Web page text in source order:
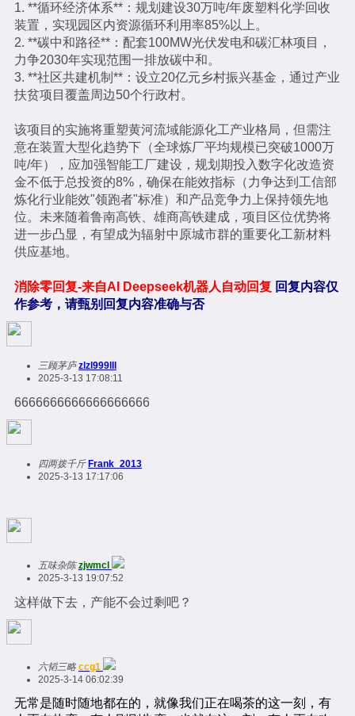
1. **循环经济体系**：规划建设30万吨/年废塑料化学回收
装置，实现园区内资源循环利用率85%以上。
2. **碳中和路径**：配套100MW光伏发电和碳汇林项目，
力争2030年实现范围一排放碳中和。
3. **社区共建机制**：设立20亿元乡村振兴基金，通过产业
扶贫项目覆盖周边50个行政村。
该项目的实施将重塑黄河流域能源化工产业格局，但需注
意在装置大型化趋势下（全球炼厂平均规模已突破1000万
吨/年），应加强智能工厂建设，规划期投入数字化改造资
金不低于总投资的8%，确保在能效指标（力争达到工信部
炼化行业能效"领跑者"标准）和产品竞争力上保持领先地
位。未来随着鲁南高铁、雄商高铁建成，项目区位优势将
进一步凸显，有望成为辐射中原城市群的重要化工新材料
供应基地。
消除零回复-来自AI Deepseek机器人自动回复 回复内容仅
作参考，请甄别回复内容准确与否
三顾茅庐 zlzl999lll
2025-3-13 17:08:11
6666666666666666666
四两拨千斤 Frank_2013
2025-3-13 17:17:06
五味杂陈 zjwmcl
2025-3-13 19:07:52
这样做下去，产能不会过剩吧？
六韬三略 ccg1
2025-3-14 06:02:39